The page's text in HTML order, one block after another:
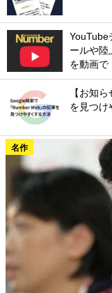
YouTube
ールや陸
を動画で
【お知
を見つけ
名作